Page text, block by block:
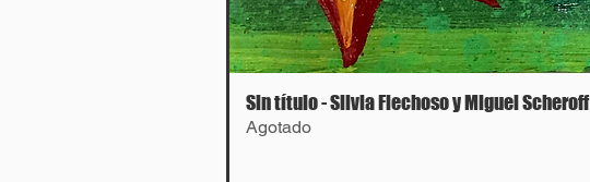
Sin título - Silvia Flechoso y Miguel Scheroff
Agotado